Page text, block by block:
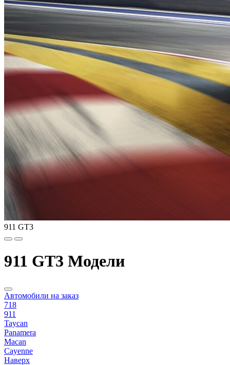
911 GT3
911 GT3 Модели
Автомобили на заказ
718
911
Taycan
Panamera
Macan
Cayenne
Наверх